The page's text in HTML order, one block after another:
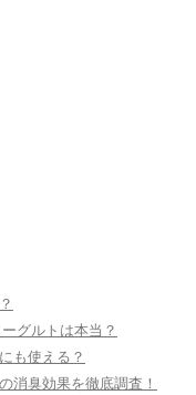
グルトは本当？
も使える？
消臭効果を徹底調査！